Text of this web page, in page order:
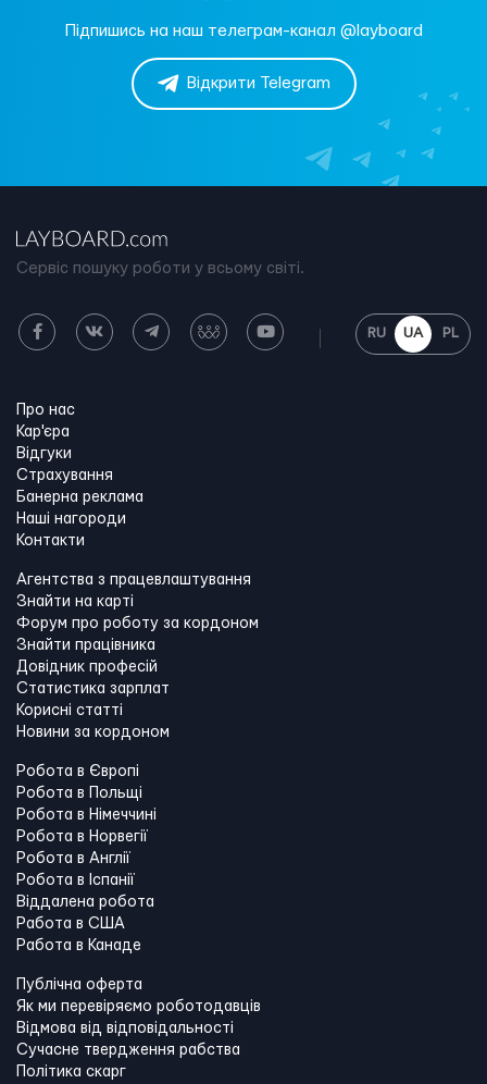
Підпишись на наш телеграм-канал @layboard
Відкрити Telegram
Сервіс пошуку роботи у всьому світі.
RU UA PL
Про нас
Кар'єра
Відгуки
Страхування
Банерна реклама
Наші нагороди
Контакти
Агентства з працевлаштування
Знайти на карті
Форум про роботу за кордоном
Знайти працівника
Довідник професій
Статистика зарплат
Корисні статті
Новини за кордоном
Робота в Європі
Робота в Польщі
Робота в Німеччині
Робота в Норвегії
Робота в Англії
Робота в Іспанії
Віддалена робота
Работа в США
Работа в Канадe
Публічна оферта
Як ми перевіряємо роботодавців
Відмова від відповідальності
Сучасне твердження рабства
Політика скарг